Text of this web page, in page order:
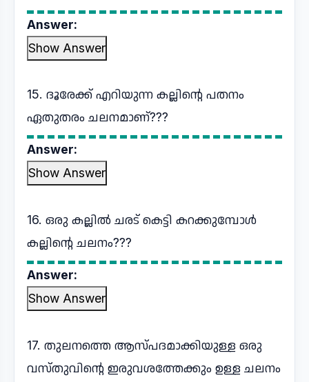
Answer:
Show Answer
15. ദൂരേക്ക് എറിയുന്ന കല്ലിന്റെ പതനം
ഏതുതരം ചലനമാണ്???
Answer:
Show Answer
16. ഒരു കല്ലിൽ ചരട് കെട്ടി കറക്കുമ്പോൾ
കല്ലിന്റെ ചലനം???
Answer:
Show Answer
17. തുലനത്തെ ആസ്പദമാക്കിയുള്ള ഒരു
വസ്തുവിന്റെ ഇരുവശത്തേക്കും ഉള്ള ചലനം